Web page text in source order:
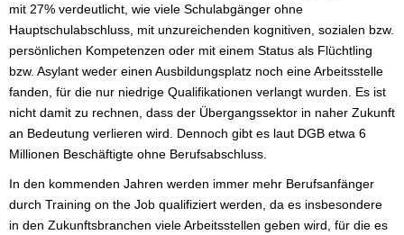
mit 27% verdeutlicht, wie viele Schulabgänger ohne
Hauptschulabschluss, mit unzureichenden kognitiven, sozialen bzw.
persönlichen Kompetenzen oder mit einem Status als Flüchtling
bzw. Asylant weder einen Ausbildungsplatz noch eine Arbeitsstelle
fanden, für die nur niedrige Qualifikationen verlangt wurden. Es ist
nicht damit zu rechnen, dass der Übergangssektor in naher Zukunft
an Bedeutung verlieren wird. Dennoch gibt es laut DGB etwa 6
Millionen Beschäftigte ohne Berufsabschluss.
In den kommenden Jahren werden immer mehr Berufsanfänger
durch Training on the Job qualifiziert werden, da es insbesondere
in den Zukunftsbranchen viele Arbeitsstellen geben wird, für die es